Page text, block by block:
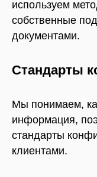
используем
собственные
документами.
Стандарты
Мы понимаем,
информация,
стандарты
клиентами.